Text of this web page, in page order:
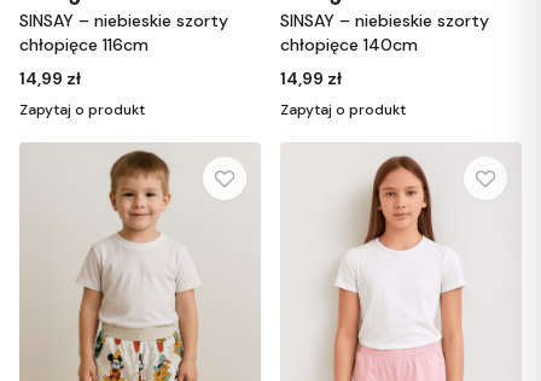
SINSAY – niebieskie szorty
chłopięce 116cm
14,99 zł
Zapytaj o produkt
SINSAY – niebieskie szorty
chłopięce 140cm
14,99 zł
Zapytaj o produkt